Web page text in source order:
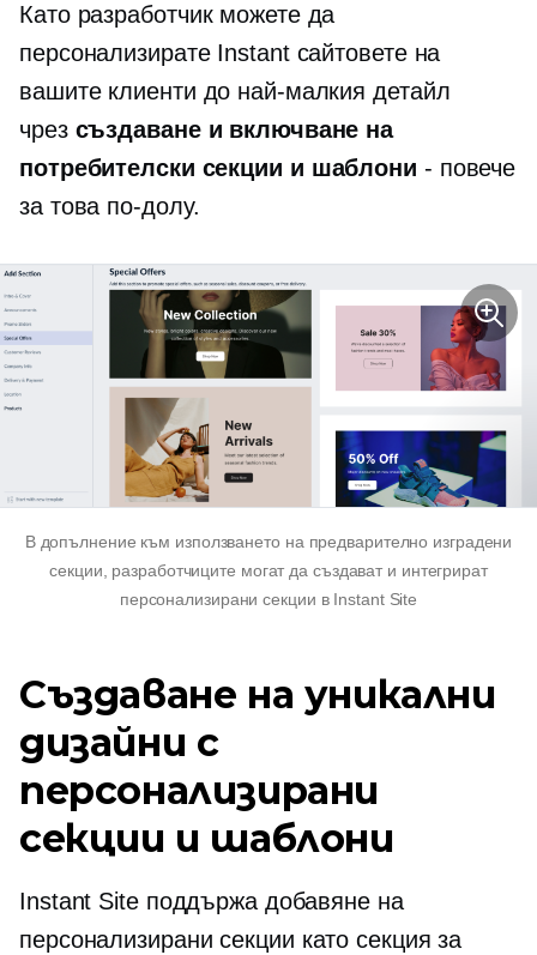
Като разработчик можете да
персонализирате Instant сайтовете на
вашите клиенти до най-малкия детайл
чрез създаване и включване на
потребителски секции и шаблони - повече
за това по-долу.
В допълнение към използването на предварително изградени
секции, разработчиците могат да създават и интегрират
персонализирани секции в Instant Site
Създаване на уникални
дизайни с
персонализирани
секции и шаблони
Instant Site поддържа добавяне на
персонализирани секции като секция за